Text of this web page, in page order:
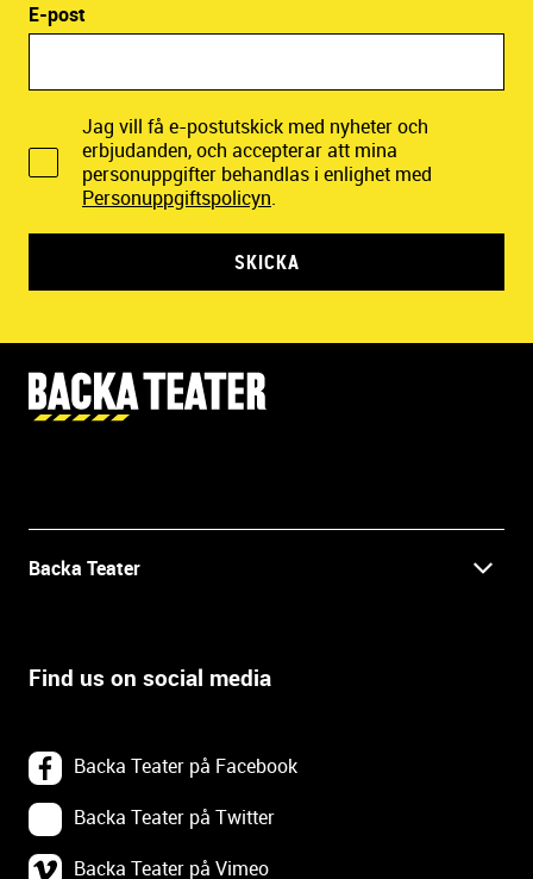
E-post
Jag vill få e-postutskick med nyheter och
erbjudanden, och accepterar att mina
personuppgifter behandlas i enlighet med
Personuppgiftspolicyn.
SKICKA
Backa Teater
Press
Prao, praktik och lediga tjänster
In English
Find us on social media
Backa Teater på Facebook
Backa Teater på Twitter
Backa Teater på Vimeo